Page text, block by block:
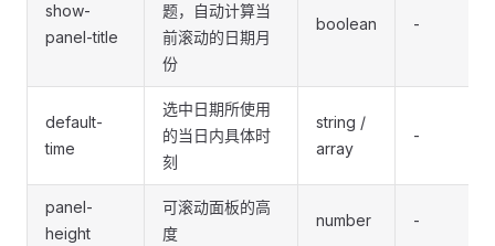
show-
panel-title
题，自动计算当
前滚动的日期月
份
boolean -
default-
time
选中日期所使用
的当日内具体时
刻
string /
array
-
panel-
height
可滚动面板的高
度
number -